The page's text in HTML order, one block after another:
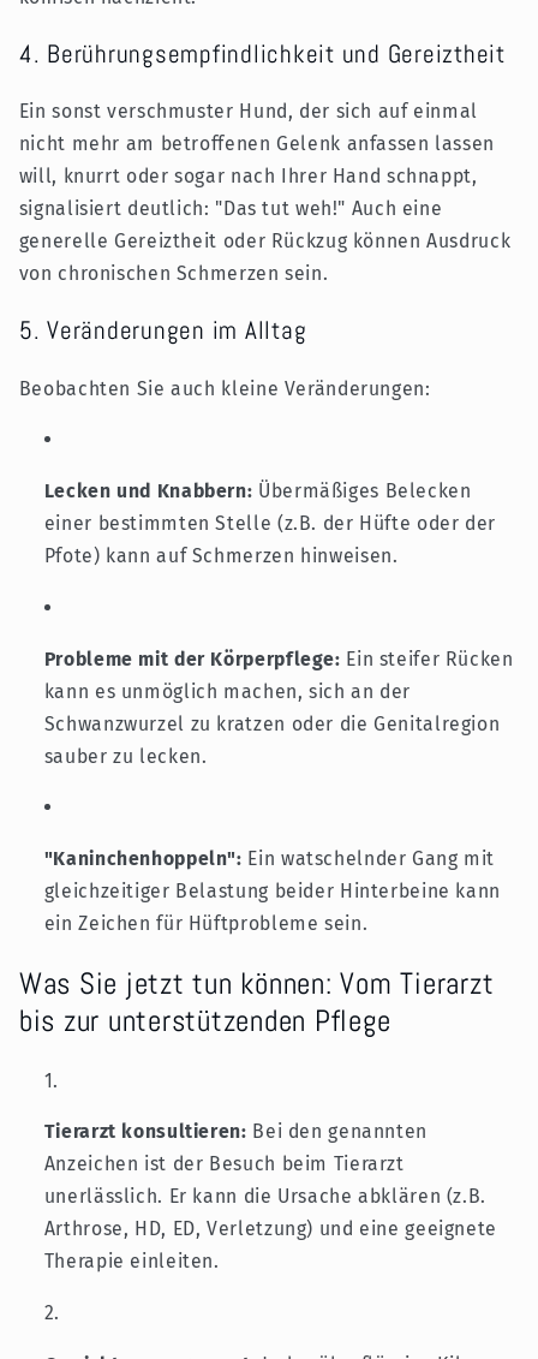
4. Berührungsempfindlichkeit und Gereiztheit
Ein sonst verschmuster Hund, der sich auf einmal
nicht mehr am betroffenen Gelenk anfassen lassen
will, knurrt oder sogar nach Ihrer Hand schnappt,
signalisiert deutlich: "Das tut weh!" Auch eine
generelle Gereiztheit oder Rückzug können Ausdruck
von chronischen Schmerzen sein.
5. Veränderungen im Alltag
Beobachten Sie auch kleine Veränderungen:
Lecken und Knabbern: Übermäßiges Belecken
einer bestimmten Stelle (z.B. der Hüfte oder der
Pfote) kann auf Schmerzen hinweisen.
Probleme mit der Körperpflege: Ein steifer Rücken
kann es unmöglich machen, sich an der
Schwanzwurzel zu kratzen oder die Genitalregion
sauber zu lecken.
"Kaninchenhoppeln": Ein watschelnder Gang mit
gleichzeitiger Belastung beider Hinterbeine kann
ein Zeichen für Hüftprobleme sein.
Was Sie jetzt tun können: Vom Tierarzt
bis zur unterstützenden Pflege
Tierarzt konsultieren: Bei den genannten
Anzeichen ist der Besuch beim Tierarzt
unerlässlich. Er kann die Ursache abklären (z.B.
Arthrose, HD, ED, Verletzung) und eine geeignete
Therapie einleiten.